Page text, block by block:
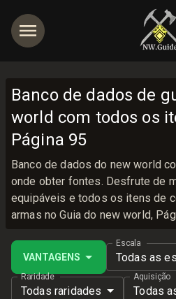
Banco de dados de
world com todos os
Página 95
Banco de dados do new world
onde obter fontes. Desfrute de
equipáveis e todos os itens de
armas no Guia do new world,
VANTAGENS
Escala
Todas as
Raridade
Todas raridades
Aquisição
Todas